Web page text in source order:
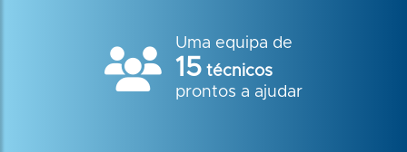
Uma equipa de
15 técnicos
prontos a ajudar